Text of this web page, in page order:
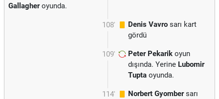
Gallagheroyunda.
108' Denis Vavro sarı kart
gördü
109' Peter Pekarik oyun
dışında. Yerine Lubomir
Tupta oyunda.
114' Norbert Gyombersarı